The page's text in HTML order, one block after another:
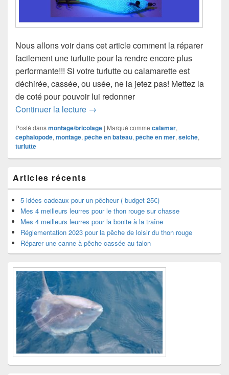
Nous allons voir dans cet article comment la réparer
facilement une turlutte pour la rendre encore plus
performante!!! Si votre turlutte ou calamarette est
déchirée, cassée, ou usée, ne la jetez pas! Mettez la
de coté pour pouvoir lui redonner
Continuer la lecture Réparer facilement une calamarette
→
Posté dansmontage/bricolage | Marqué comme calamar,
cephalopode,montage,pêche en bateau,pêche en mer,seiche,
turlutte
principale
de
widget
pour
barre
latérale
Articles récents
5 idées cadeaux pour un pêcheur ( budget 25€)
Mes 4 meilleurs leurres pour le thon rouge sur chasse
Mes 4 meilleurs leurres pour la bonite à la traîne
Réglementation 2023 pour la pêche de loisir du thon rouge
Réparer une canne à pêche cassée au talon